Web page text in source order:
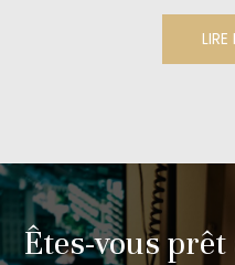
LIRE
Êtes-vous prêt